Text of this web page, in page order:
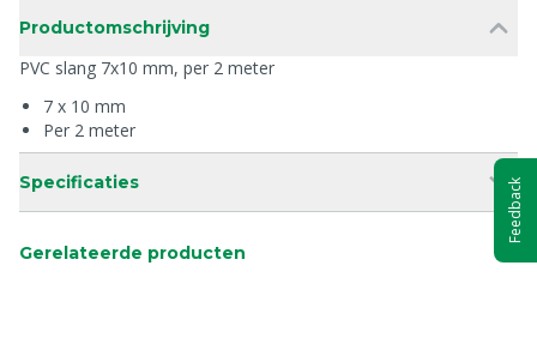
Productomschrijving
PVC slang 7x10 mm, per 2 meter
7 x 10 mm
Per 2 meter
Specificaties
Gerelateerde producten
Feedback